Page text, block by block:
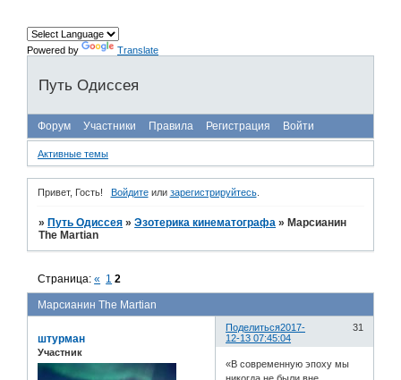
Powered by Translate
Путь Одиссея
Форум Участники Правила Регистрация Войти
Активные темы
Привет, Гость! Войдитеили зарегистрируйтесь.
» Путь Одиссея »Эзотерика кинематографа » Марсианин
The Martian
Марсианин The Martian
Страница:« 1 2
Поделиться 31
2017-
12-13 07:45:04
штурман
Участник
«В современную эпоху мы